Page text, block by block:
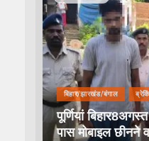
बिहार/झारखंड/बंगाल
पूर्णियां
पास मोबाइल छीनने